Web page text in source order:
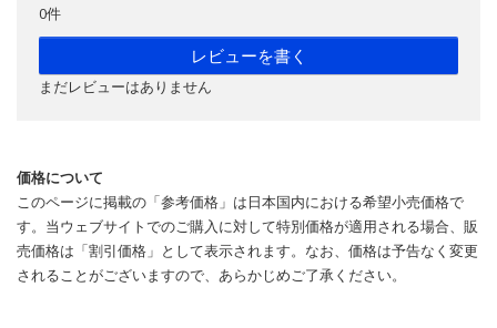
0件
レビューを書く
まだレビューはありません
価格について
このページに掲載の「参考価格」は日本国内における希望小売価格で
す。当ウェブサイトでのご購入に対して特別価格が適用される場合、販
売価格は「割引価格」として表示されます。なお、価格は予告なく変更
されることがございますので、あらかじめご了承ください。